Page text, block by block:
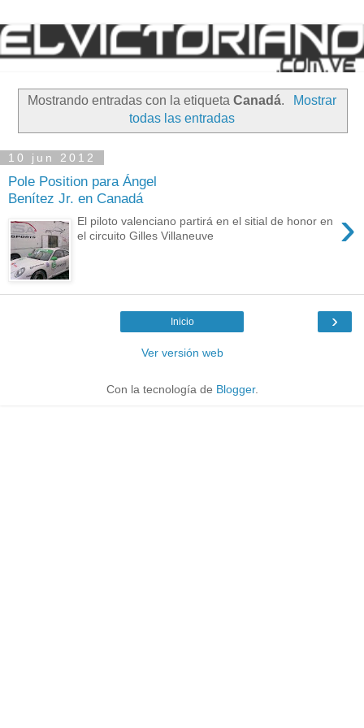
Mostrando entradas con la etiquetaCanadá.
Mostrar
todas las entradas
10 jun 2012
Pole Position para Ángel
Benítez Jr. en Canadá
›
El piloto valenciano partirá en el sitial de honor en
el circuito Gilles Villaneuve
›
Inicio
Ver versión web
Con la tecnología de Blogger.